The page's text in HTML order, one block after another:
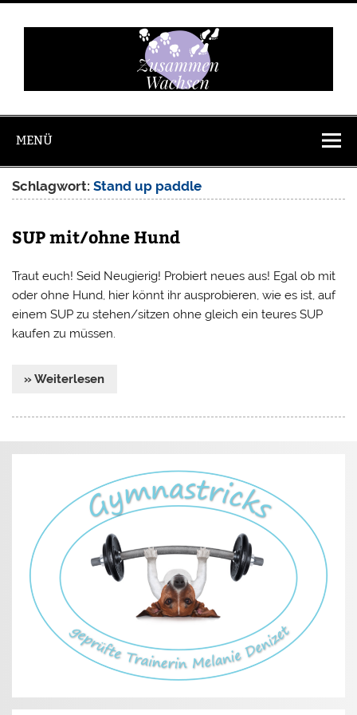
Zum
springen
Wachsen
MENÜ
Schlagwort:Stand up paddle
SUP mit/ohne Hund
Traut euch! Seid Neugierig! Probiert neues aus! Egal ob mit
oder ohne Hund, hier könnt ihr ausprobieren, wie es ist, auf
einem SUP zu stehen/sitzen ohne gleich ein teures SUP
kaufen zu müssen.
» Weiterlesen